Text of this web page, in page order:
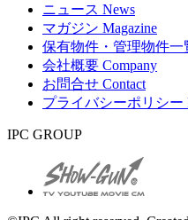
ニュース News
マガジン Magazine
保有物件・管理物件一
会社概要 Company
お問合せ Contact
プライバシーポリシー
IPC GROUP